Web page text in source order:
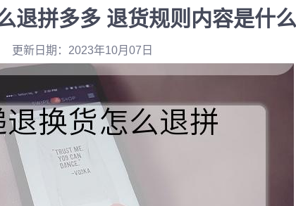
退拼多多 退货规则内容是什么
更新日期：2023年10月07日